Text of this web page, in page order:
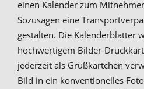
einen Kalender zum
Sozusagen eine
gestalten. Die Kalenderblätter
hochwertigem Bilder-
jederzeit als Grußkärtchen
Bild in ein konventionelles